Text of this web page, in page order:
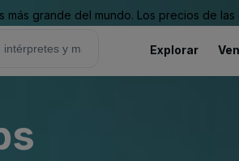
grande del mundo. Los precios de
Explorar